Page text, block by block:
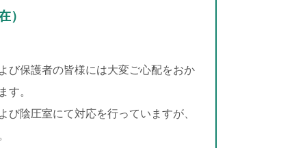
）
び保護者の皆様には大変ご心配をおか
。
陰圧室にて対応を行っていますが、